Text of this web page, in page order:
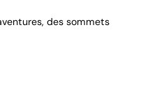
des sommets